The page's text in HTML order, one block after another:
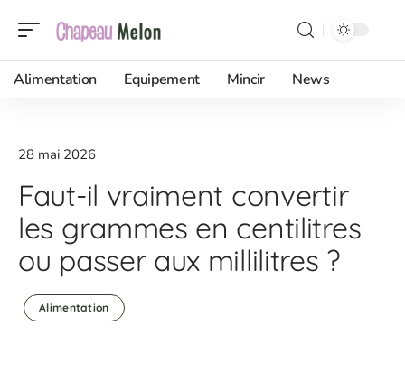
Alimentation Equipement Mincir News
28 mai 2026
Faut-il vraiment convertir
les grammes en centilitres
ou passer aux millilitres ?
Alimentation